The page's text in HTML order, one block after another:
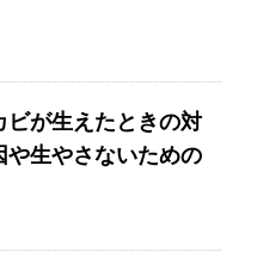
ビが生えたときの対
や生やさないための